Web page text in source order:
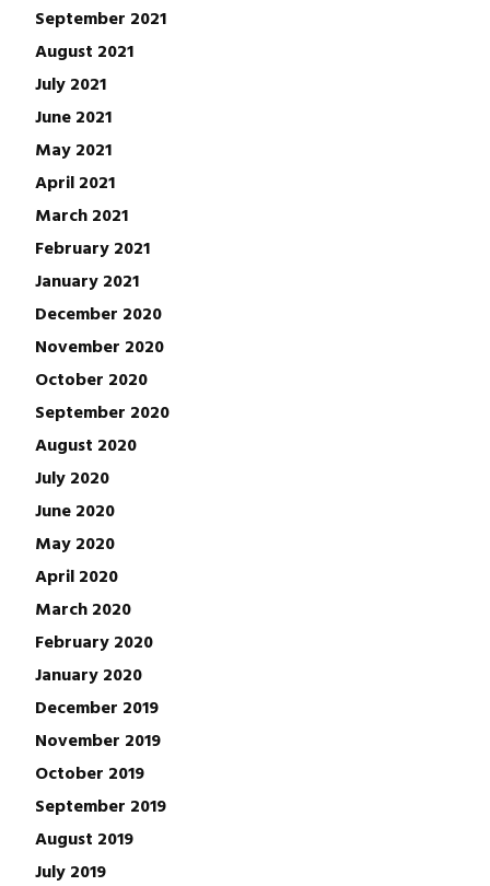
September 2021
August 2021
July 2021
June 2021
May 2021
April 2021
March 2021
February 2021
January 2021
December 2020
November 2020
October 2020
September 2020
August 2020
July 2020
June 2020
May 2020
April 2020
March 2020
February 2020
January 2020
December 2019
November 2019
October 2019
September 2019
August 2019
July 2019